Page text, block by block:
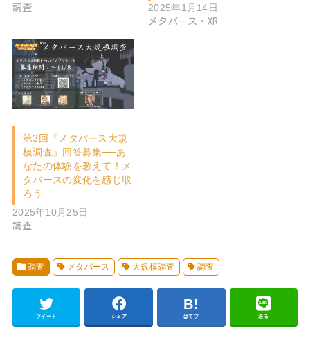
調査
2025年1月14日
メタバース・XR
第3回『メタバース大規
模調査』回答募集──あ
なたの体験を教えて！メ
タバースの変化を感じ取
ろう
2025年10月25日
調査
調査 メタバース 大規模調査 調査
ツイート シェア はてブ 送る